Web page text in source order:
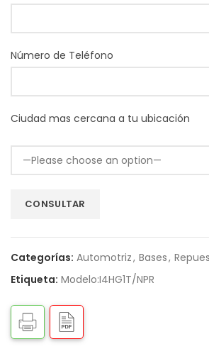
Número de Teléfono
Ciudad mas cercana a tu ubicación
Categorías: Automotriz, Bases,
Etiqueta: Modelo:I4HG1T/NPR